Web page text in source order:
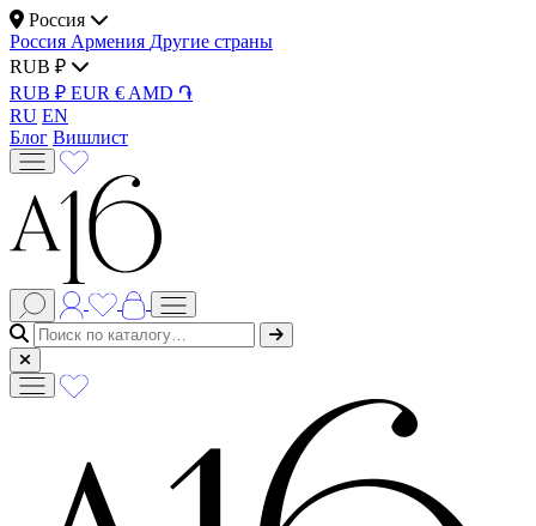
Россия
Россия Армения Другие страны
RUB ₽
RUB ₽ EUR € AMD ֏
RU EN
Блог Вишлист